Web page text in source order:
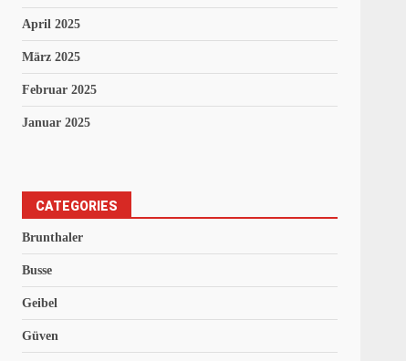
April 2025
März 2025
Februar 2025
Januar 2025
CATEGORIES
Brunthaler
Busse
Geibel
Güven